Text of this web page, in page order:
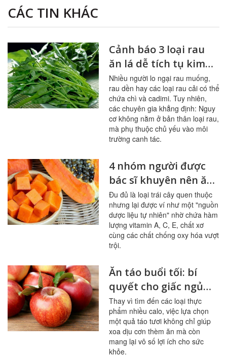
CÁC TIN KHÁC
Cảnh báo 3 loại rau
ăn lá dễ tích tụ kim
loại nặng
Nhiều người lo ngại rau muống,
rau dền hay các loại rau cải có thể
chứa chì và cadimi. Tuy nhiên,
các chuyên gia khẳng định: Nguy
cơ không nằm ở bản thân loại rau,
mà phụ thuộc chủ yếu vào môi
trường canh tác.
4 nhóm người được
bác sĩ khuyên nên ăn
đu đủ thường xuyên
Đu đủ là loại trái cây quen thuộc
nhưng lại được ví như một "nguồn
dược liệu tự nhiên" nhờ chứa hàm
lượng vitamin A, C, E, chất xơ
cùng các chất chống oxy hóa vượt
trội.
Ăn táo buổi tối: bí
quyết cho giấc ngủ
ngon, hệ tiêu hóa
khỏe mạnh
Thay vì tìm đến các loại thực
phẩm nhiều calo, việc lựa chọn
một quả táo tươi không chỉ giúp
xoa dịu cơn thèm ăn mà còn
mang lại vô số lợi ích cho sức
khỏe.